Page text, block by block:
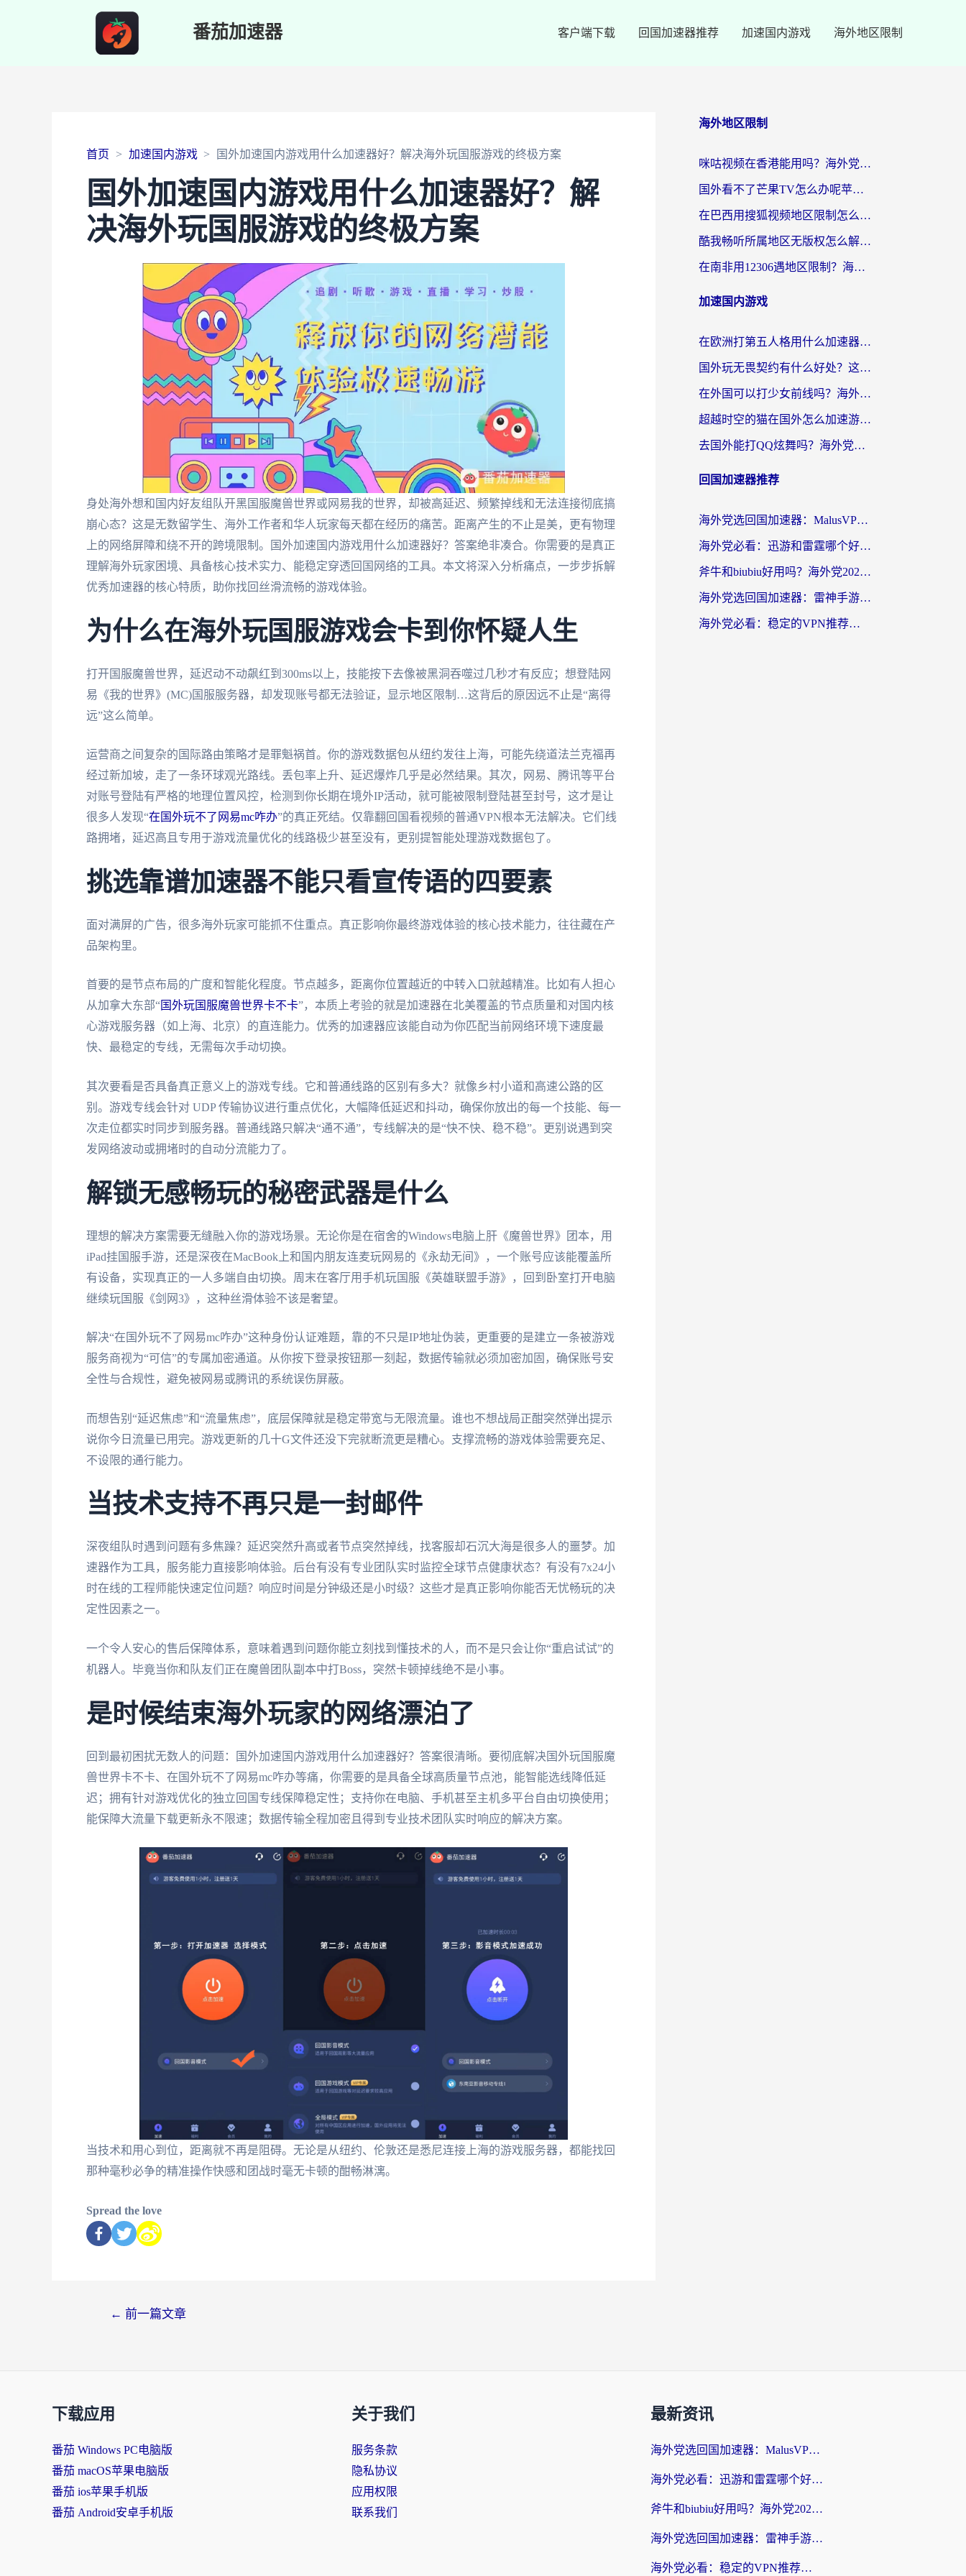
番茄加速器 客户端下载 回国加速器推荐 加速国内游戏 海外地区限制
首页 加速国内游戏 国外加速国内游戏用什么加速器好？解决海外玩国服游戏的终极方案
国外加速国内游戏用什么加速器好？解
决海外玩国服游戏的终极方案
身处海外想和国内好友组队开黑国服魔兽世界或网易我的世界，却被高延迟、频繁掉线和无法连接彻底搞
崩心态？这是无数留学生、海外工作者和华人玩家每天都在经历的痛苦。距离产生的不止是美，更有物理
上的网络屏障和绕不开的跨境限制。国外加速国内游戏用什么加速器好？答案绝非凑合。你需要的是真正
理解海外玩家困境、具备核心技术实力、能稳定穿透回国网络的工具。本文将深入分析痛点，一步步拆解
优秀加速器的核心特质，助你找回丝滑流畅的游戏体验。
为什么在海外玩国服游戏会卡到你怀疑人生
打开国服魔兽世界，延迟动不动飙红到300ms以上，技能按下去像被黑洞吞噬过几秒才有反应；想登陆网
易《我的世界》(MC)国服服务器，却发现账号都无法验证，显示地区限制…这背后的原因远不止是“离得
远”这么简单。
运营商之间复杂的国际路由策略才是罪魁祸首。你的游戏数据包从纽约发往上海，可能先绕道法兰克福再
经过新加坡，走了一条环球观光路线。丢包率上升、延迟爆炸几乎是必然结果。其次，网易、腾讯等平台
对账号登陆有严格的地理位置风控，检测到你长期在境外IP活动，就可能被限制登陆甚至封号，这才是让
很多人发现“在国外玩不了网易mc咋办”的真正死结。仅靠翻回国看视频的普通VPN根本无法解决。它们线
路拥堵，延迟高且专用于游戏流量优化的线路极少甚至没有，更别提智能处理游戏数据包了。
挑选靠谱加速器不能只看宣传语的四要素
面对满屏的广告，很多海外玩家可能抓不住重点。真正影响你最终游戏体验的核心技术能力，往往藏在产
品架构里。
首要的是节点布局的广度和智能化程度。节点越多，距离你位置越近的中转入口就越精准。比如有人担心
从加拿大东部“国外玩国服魔兽世界卡不卡”，本质上考验的就是加速器在北美覆盖的节点质量和对国内核
心游戏服务器（如上海、北京）的直连能力。优秀的加速器应该能自动为你匹配当前网络环境下速度最
快、最稳定的专线，无需每次手动切换。
其次要看是否具备真正意义上的游戏专线。它和普通线路的区别有多大？就像乡村小道和高速公路的区
别。游戏专线会针对 UDP 传输协议进行重点优化，大幅降低延迟和抖动，确保你放出的每一个技能、每一
次走位都实时同步到服务器。普通线路只解决“通不通”，专线解决的是“快不快、稳不稳”。更别说遇到突
发网络波动或拥堵时的自动分流能力了。
解锁无感畅玩的秘密武器是什么
理想的解决方案需要无缝融入你的游戏场景。无论你是在宿舍的Windows电脑上肝《魔兽世界》团本，用
iPad挂国服手游，还是深夜在MacBook上和国内朋友连麦玩网易的《永劫无间》，一个账号应该能覆盖所
有设备，实现真正的一人多端自由切换。周末在客厅用手机玩国服《英雄联盟手游》，回到卧室打开电脑
继续玩国服《剑网3》，这种丝滑体验不该是奢望。
解决“在国外玩不了网易mc咋办”这种身份认证难题，靠的不只是IP地址伪装，更重要的是建立一条被游戏
服务商视为“可信”的专属加密通道。从你按下登录按钮那一刻起，数据传输就必须加密加固，确保账号安
全性与合规性，避免被网易或腾讯的系统误伤屏蔽。
而想告别“延迟焦虑”和“流量焦虑”，底层保障就是稳定带宽与无限流量。谁也不想战局正酣突然弹出提示
说你今日流量已用完。游戏更新的几十G文件还没下完就断流更是糟心。支撑流畅的游戏体验需要充足、
不设限的通行能力。
当技术支持不再只是一封邮件
深夜组队时遇到问题有多焦躁？延迟突然升高或者节点突然掉线，找客服却石沉大海是很多人的噩梦。加
速器作为工具，服务能力直接影响体验。后台有没有专业团队实时监控全球节点健康状态？有没有7x24小
时在线的工程师能快速定位问题？响应时间是分钟级还是小时级？这些才是真正影响你能否无忧畅玩的决
定性因素之一。
一个令人安心的售后保障体系，意味着遇到问题你能立刻找到懂技术的人，而不是只会让你“重启试试”的
机器人。毕竟当你和队友们正在魔兽团队副本中打Boss，突然卡顿掉线绝不是小事。
是时候结束海外玩家的网络漂泊了
回到最初困扰无数人的问题：国外加速国内游戏用什么加速器好？答案很清晰。要彻底解决国外玩国服魔
兽世界卡不卡、在国外玩不了网易mc咋办等痛，你需要的是具备全球高质量节点池，能智能选线降低延
迟；拥有针对游戏优化的独立回国专线保障稳定性；支持你在电脑、手机甚至主机多平台自由切换使用；
能保障大流量下载更新永不限速；数据传输全程加密且得到专业技术团队实时响应的解决方案。
当技术和用心到位，距离就不再是阻碍。无论是从纽约、伦敦还是悉尼连接上海的游戏服务器，都能找回
那种毫秒必争的精准操作快感和团战时毫无卡顿的酣畅淋漓。
Spread the love
← 前一篇文章
海外地区限制
咪咕视频在香港能用吗？海外党亲测有效的回国加速方案来了
国外看不了芒果TV怎么办呢苹果手机？海外党追剧游戏的全能解决方案
在巴西用搜狐视频地区限制怎么办？3步解决海外看国内剧的烦恼
酷我畅听所属地区无版权怎么解决？海外党必看的回国加速全攻略
在南非用12306遇地区限制？海外华人必看的回国加速全攻略（附B站芒果TV解锁技巧）
加速国内游戏
在欧洲打第五人格用什么加速器好？海外党亲测有效的国服游戏加速方案
国外玩无畏契约有什么好处？这份海外国服游戏加速指南帮你解决90%的卡顿问题
在外国可以打少女前线吗？海外党国服游戏畅玩终极指南（附避坑技巧）
超越时空的猫在国外怎么加速游戏？海外玩家国服畅玩终极指南
去国外能打QQ炫舞吗？海外党国服游戏不卡顿的终极指南
回国加速器推荐
海外党选回国加速器：MalusVPN好用吗？和快帆VPN哪个好？附真实对比与避坑指南
海外党必看：迅游和雷霆哪个好？3分钟教你选对回国加速器，无缝刷国内剧玩手游
斧牛和biubiu好用吗？海外党2026亲测回国加速器指南，附番茄加速器深度体验
海外党选回国加速器：雷神手游和洞见哪个好？附iPhone免费VPN推荐及ChickCNUfunR实测
海外党必看：稳定的VPN推荐及回国加速器选择全攻略——告别地域限制，轻松刷国内资源
下载应用
番茄 Windows PC电脑版
番茄 macOS苹果电脑版
番茄 ios苹果手机版
番茄 Android安卓手机版
关于我们
服务条款
隐私协议
应用权限
联系我们
最新资讯
海外党选回国加速器：MalusVPN好用吗？和快帆VPN哪个好？附真实对比与避坑指南
海外党必看：迅游和雷霆哪个好？3分钟教你选对回国加速器，无缝刷国内剧玩手游
斧牛和biubiu好用吗？海外党2026亲测回国加速器指南，附番茄加速器深度体验
海外党选回国加速器：雷神手游和洞见哪个好？附iPhone免费VPN推荐及ChickCNUfunR实测
海外党必看：稳定的VPN推荐及回国加速器选择全攻略——告别地域限制，轻松刷国内资源